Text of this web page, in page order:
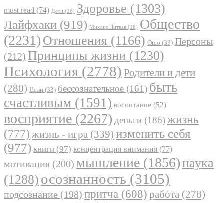
must read (74) Дети (16) Здоровье (1303)
Лайфхаки (919) Михаил Литвак (18) Общество
(2231) Отношения (1166) Ошо (33) Персоны
(212) Принципы жизни (1230)
Психология (2778) Родители и дети
(280) Цели (33) бессознательное (161) быть
счастливым (1591) воспитание (52)
восприятие (2267) деньги (186)жизнь
(777) жизнь - игра (339) изменить себя
(977) книги (97) концентрация внимания (77)
мотивация (200) мышление (1856)наука
(1288) осознанность (3105)
подсознание (198) притча (608) работа (278)